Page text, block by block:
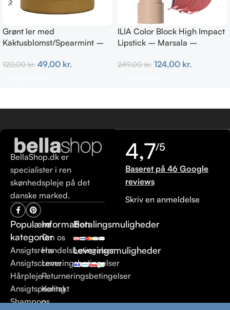
Grønt ler med
Kaktusblomst/Spearmint –
120,00kr. 49,00 kr.
ILIA Color Block High Impact
Lipstick – Marsala –
249,00kr. 124,00 kr.
BellaShop.dk er
specialister i ren
skønhedspleje på det
danske marked.
Populære
kategorier
Ansigtsrens
Ansigtscreme
Hårpleje
Ansigtspeeling
Shampoo
Information
Om os
Handelsbetingelser
Leveringsbetingelser
Returneringsbetingelser
Kontakt
os
Betalingsmuligheder
Leveringsmuligheder
4,7/5
Baseret på 46 Google
reviews
Skriv en anmeldelse